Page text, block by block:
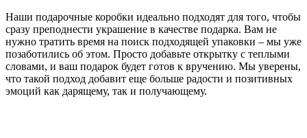
Наши подарочные коробки идеально подходят для того, чтобы
сразу преподнести украшение в качестве подарка. Вам не
нужно тратить время на поиск подходящей упаковки – мы уже
позаботились об этом. Просто добавьте открытку с теплыми
словами, и ваш подарок будет готов к вручению. Мы уверены,
что такой подход добавит еще больше радости и позитивных
эмоций как дарящему, так и получающему.